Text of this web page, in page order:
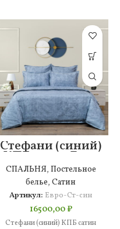
Стефани (синий)
КПБ сатин Евро
СПАЛЬНЯ, Постельное
белье, Сатин
Артикул: Евро-Ст-син
16500,00₽
Стефани (синий) КПБ сатин